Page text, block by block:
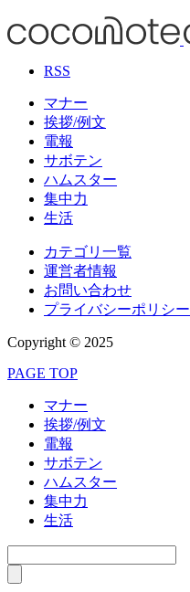
RSS
マナー
挨拶/例文
電報
サボテン
ハムスター
集中力
生活
カテゴリ一覧
運営者情報
お問い合わせ
プライバシーポリシー
Copyright © 2025
PAGE TOP
マナー
挨拶/例文
電報
サボテン
ハムスター
集中力
生活